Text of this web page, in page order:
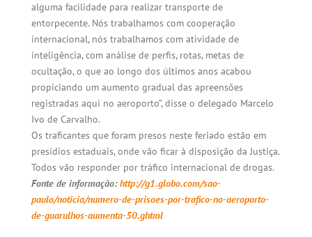
alguma facilidade para realizar transporte de
entorpecente. Nós trabalhamos com cooperação
internacional, nós trabalhamos com atividade de
inteligência, com análise de perfis, rotas, metas de
ocultação, o que ao longo dos últimos anos acabou
propiciando um aumento gradual das apreensões
registradas aqui no aeroporto”, disse o delegado Marcelo
Ivo de Carvalho.
Os traficantes que foram presos neste feriado estão em
presídios estaduais, onde vão ficar à disposição da Justiça.
Todos vão responder por tráfico internacional de drogas.
Fonte de informação:http://g1.globo.com/sao-
paulo/noticia/numero-de-prisoes-por-trafico-no-aeroporto-
de-guarulhos-aumenta-50.ghtml